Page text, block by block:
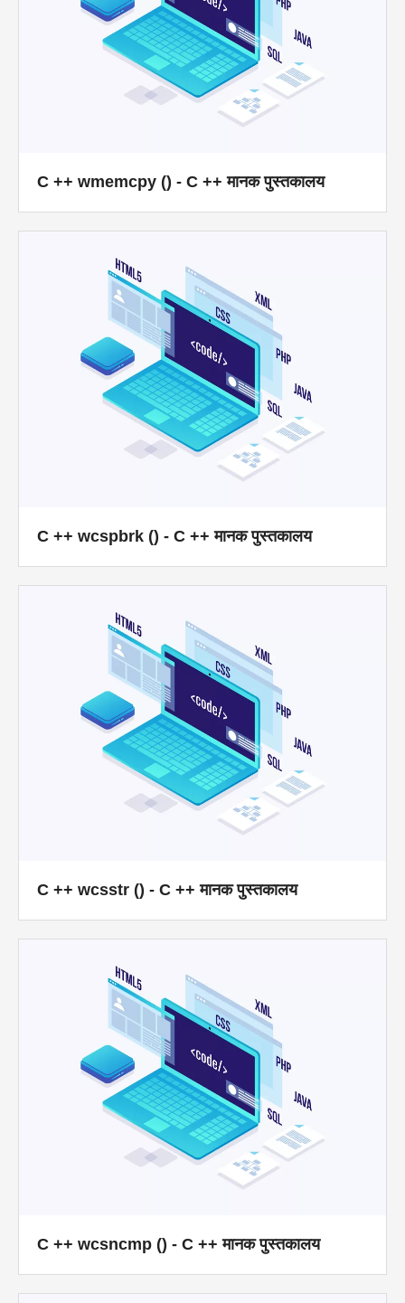
C ++ wmemcpy () - C ++ मानक पुस्तकालय
C ++ wcspbrk () - C ++ मानक पुस्तकालय
C ++ wcsstr () - C ++ मानक पुस्तकालय
C ++ wcsncmp () - C ++ मानक पुस्तकालय